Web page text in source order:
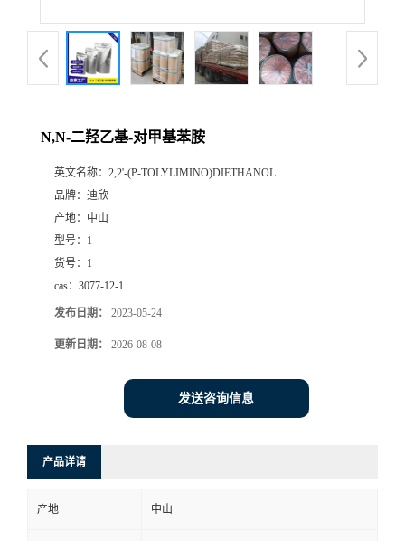
厅
式
N,N-二羟乙基-对甲基苯胺
英文名称： 2,2'-(P-TOLYLIMINO)DIETHANOL
品牌： 迪欣
产地： 中山
型号： 1
货号： 1
cas： 3077-12-1
发布日期： 2023-05-24
更新日期： 2026-08-08
发送咨询信息
产品详请
产地 中山